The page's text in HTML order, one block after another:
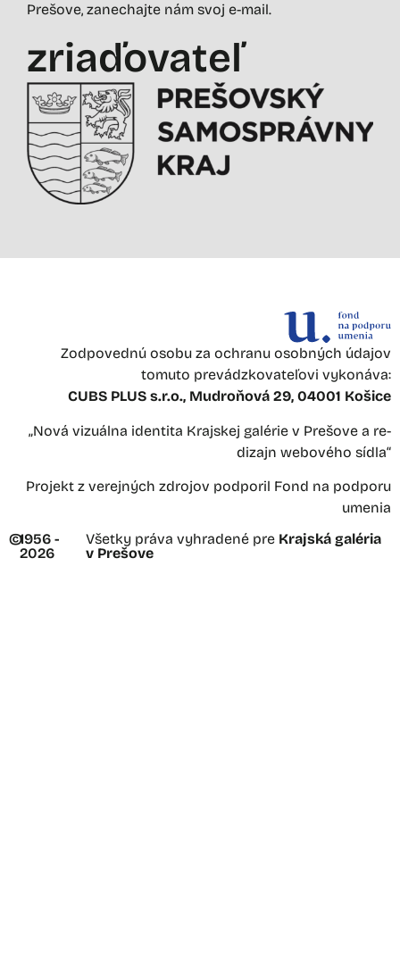
Prešove, zanechajte nám svoj e-mail.
zriaďovateľ
Zodpovednú osobu za ochranu osobných údajov
tomuto prevádzkovateľovi vykonáva:
CUBS PLUS s.r.o., Mudroňová 29, 04001 Košice
„Nová vizuálna identita Krajskej galérie v Prešove a re-
dizajn webového sídla“
Projekt z verejných zdrojov podporil Fond na podporu
umenia
©1956 -
2026
Všetky práva vyhradené pre Krajská galéria
v Prešove